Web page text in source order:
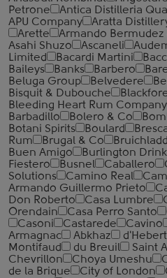
Petrone
Antica Distilleria
APU Company
Aratta
Arette
Armando Bermudez
Asahi Shuzo
Ascaneli
Limited
Bacardi Martini
Baileys
Banks Barbero
Beluga Group
Belvedere
Bisquit & Dubouche
Bleeding Heart Rum Company
Barbadillo
Bolero & Co
Botani Spirits
Boulard
Rum
Brugal & Co
Buen Amigo
Burlington
Fiestero
Busnel Caballero
Solutions
Camino Real
Armando Guillermo Prieto
Don Roberto
Casa Lumbre
Orendain
Casa Perro Santo
Casoni
Castarede Cavino
Armagnac
Abkhaz
Montifaud
du Breuil
Saint
Chevrillon
Choya Umeshu
de la Brique
City of London